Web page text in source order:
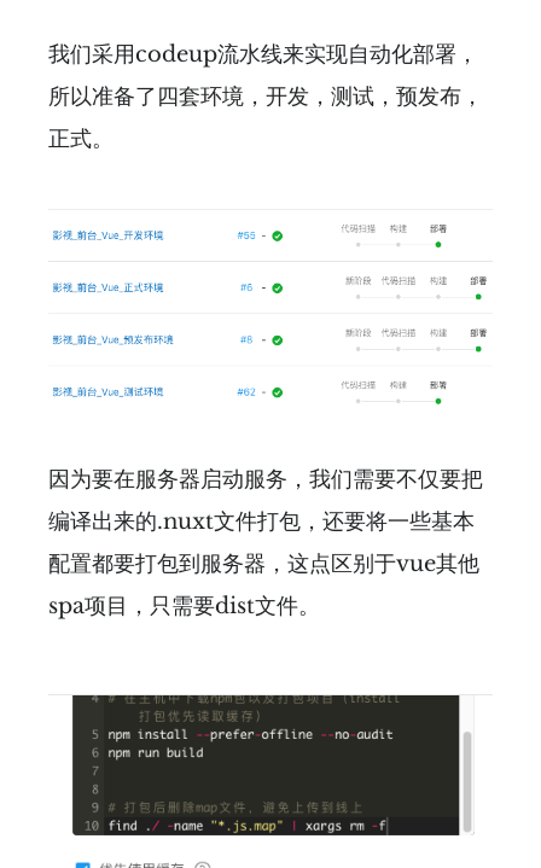
我们采用codeup流水线来实现自动化部署，
所以准备了四套环境，开发，测试，预发布，
正式。
因为要在服务器启动服务，我们需要不仅要把
编译出来的.nuxt文件打包，还要将一些基本
配置都要打包到服务器，这点区别于vue其他
spa项目，只需要dist文件。